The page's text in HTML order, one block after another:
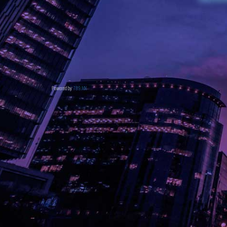
Powered by789.MX